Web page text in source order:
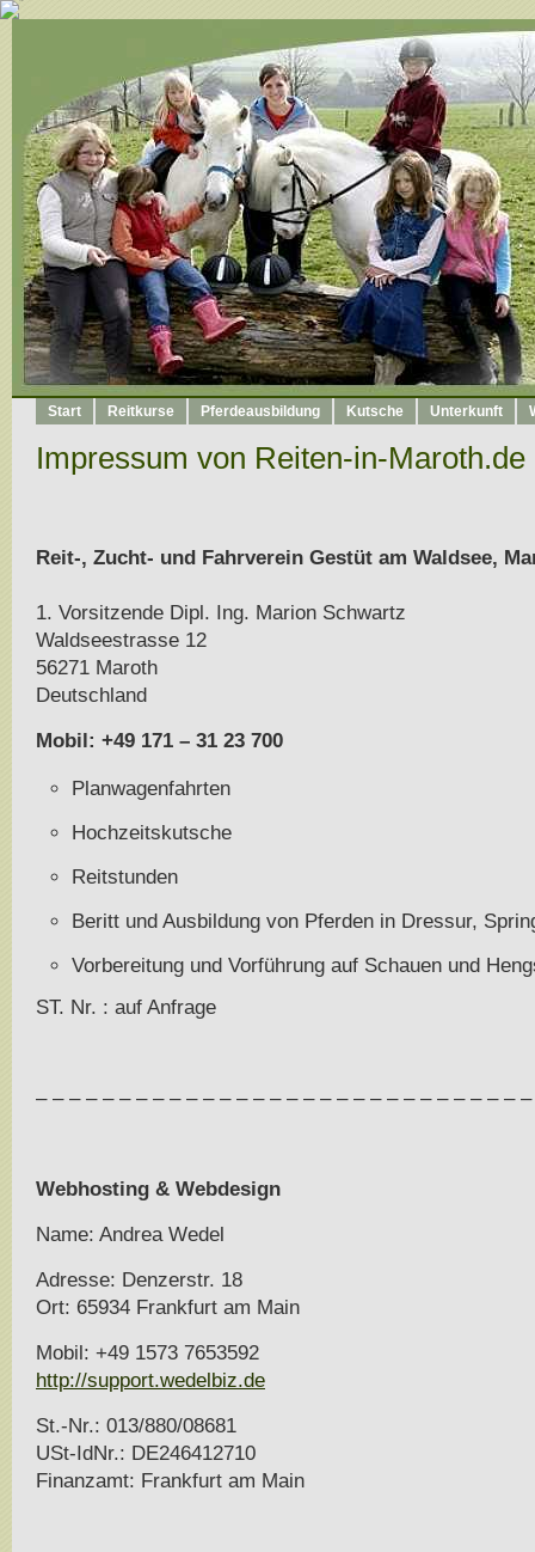
Start Reitkurse Pferdeausbildung Kutsche Unterkunft
Impressum von Reiten-in-Maroth.de
Reit-, Zucht- und Fahrverein Gestüt am Waldsee,
1. Vorsitzende Dipl. Ing. Marion Schwartz
Waldseestrasse 12
56271 Maroth
Deutschland
Mobil: +49 171 – 31 23 700
Planwagenfahrten
Hochzeitskutsche
Reitstunden
Beritt und Ausbildung von Pferden in Dressur,
Vorbereitung und Vorführung auf Schauen und
ST. Nr. : auf Anfrage
– – – – – – – – – – – – – – – – – – – – – – – – – – – – –
Webhosting & Webdesign
Name: Andrea Wedel
Adresse: Denzerstr. 18
Ort: 65934 Frankfurt am Main
Mobil: +49 1573 7653592
http://support.wedelbiz.de
St.-Nr.: 013/880/08681
USt-IdNr.: DE246412710
Finanzamt: Frankfurt am Main